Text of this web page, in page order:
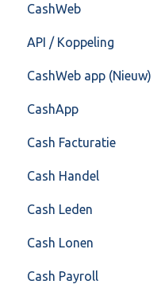
Import/Export
Postbus
Training &
Overig
Boekhoud
Fiscaal
Overig
CashWeb
CashHero Layout
Mailen vanuit
Algemeen gebruik
API / Koppeling
Algemeen
Api 3.0 (SOAP API)
API 4.0 (REST API)
CashWeb app (Nieuw)
Veel gestelde vragen
CashApp
Cash Facturatie
Factureren
Instellingen
Algemeen
Formulierlayout
Cash Handel
Inkoop
Verkoop
Voorraad
Cash Leden
Cash Lonen
Algemeen
Cash Payroll